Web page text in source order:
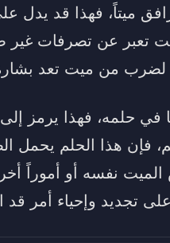
ميتاً، فهذا قد يدل
عن تصرفات غير
من ميت تعد
حلمه، فهذا يرمز
فإن هذا الحلم يحمل
نفسه أو أموراً
تجديد وإحياء أمر قد